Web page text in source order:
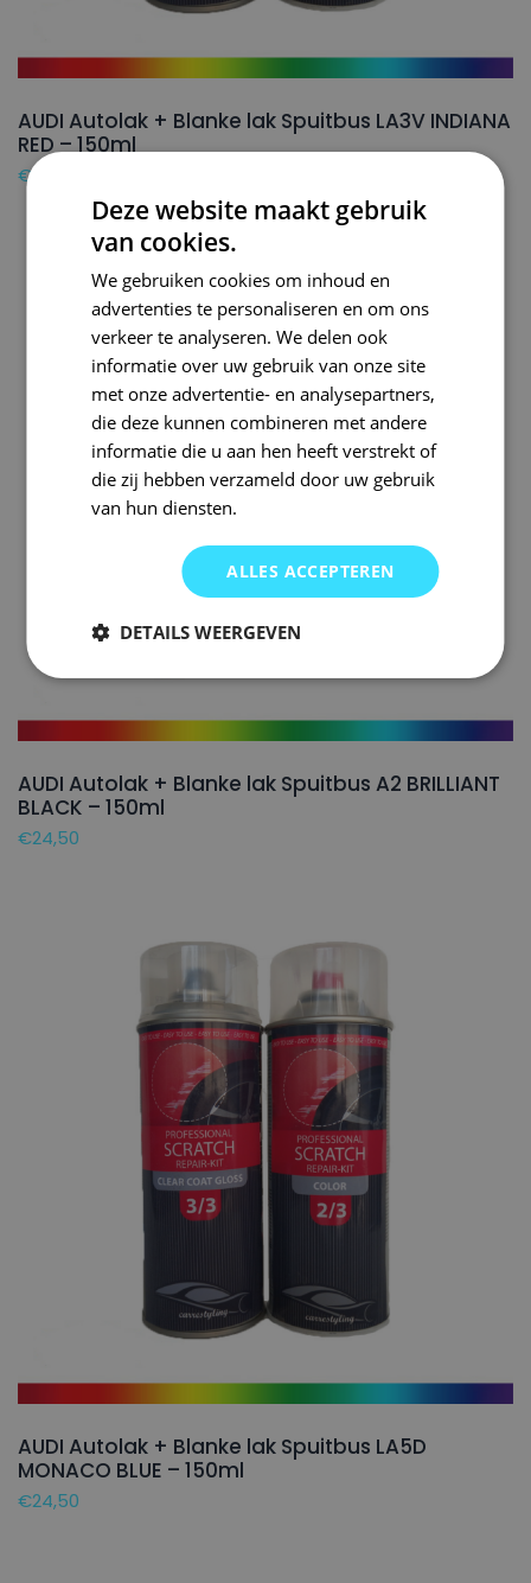
AUDI Autolak + Blanke lak Spuitbus LA3V INDIANA
RED – 150ml
€24,50
AUDI Autolak + Blanke lak Spuitbus A2 BRILLIANT
BLACK – 150ml
€24,50
AUDI Autolak + Blanke lak Spuitbus LA5D
MONACO BLUE – 150ml
€24,50
Deze website maakt gebruik
van cookies.
We gebruiken cookies om inhoud en
advertenties te personaliseren en om ons
verkeer te analyseren. We delen ook
informatie over uw gebruik van onze site
met onze advertentie- en analysepartners,
die deze kunnen combineren met andere
informatie die u aan hen heeft verstrekt of
die zij hebben verzameld door uw gebruik
van hun diensten.
ALLES ACCEPTEREN
DETAILS WEERGEVEN